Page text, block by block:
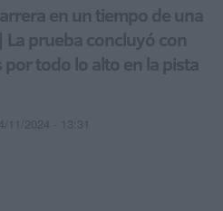
en un tiempo de una
prueba concluyó con
todo lo alto en la pista
24/11/2024 - 13:31